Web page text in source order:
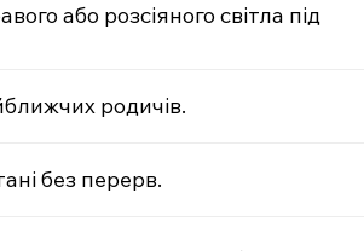
або розсіяного світла під
родичів.
без перерв.